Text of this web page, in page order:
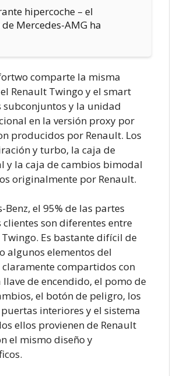
hipercoche – el
Mercedes-AMG ha
comparte la misma
Renault Twingo y el smart
y la unidad
en la versión proxy por
producidos por Renault. Los
y turbo, la caja de
y la caja de cambios bimodal
originalmente por Renault.
Benz, el 95% de las partes
son diferentes entre
Es bastante difícil de
algunos elementos del
compartidos con
llave de encendido, el pomo de
el botón de peligro, los
interiores y el sistema
ellos provienen de Renault
el mismo diseño y